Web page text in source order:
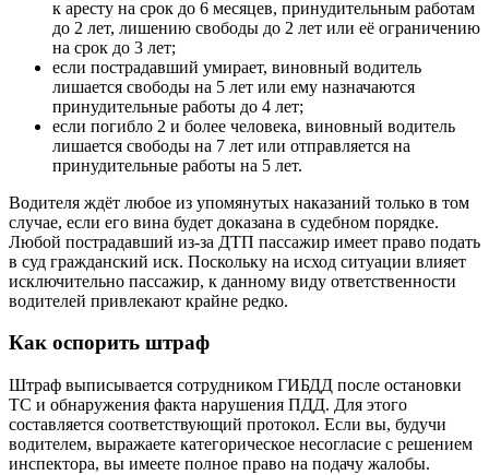
к аресту на срок до 6 месяцев, принудительным работам
до 2 лет, лишению свободы до 2 лет или её ограничению
на срок до 3 лет;
если пострадавший умирает, виновный водитель
лишается свободы на 5 лет или ему назначаются
принудительные работы до 4 лет;
если погибло 2 и более человека, виновный водитель
лишается свободы на 7 лет или отправляется на
принудительные работы на 5 лет.
Водителя ждёт любое из упомянутых наказаний только в том
случае, если его вина будет доказана в судебном порядке.
Любой пострадавший из-за ДТП пассажир имеет право подать
в суд гражданский иск. Поскольку на исход ситуации влияет
исключительно пассажир, к данному виду ответственности
водителей привлекают крайне редко.
Как оспорить штраф
Штраф выписывается сотрудником ГИБДД после остановки
ТС и обнаружения факта нарушения ПДД. Для этого
составляется соответствующий протокол. Если вы, будучи
водителем, выражаете категорическое несогласие с решением
инспектора, вы имеете полное право на подачу жалобы.